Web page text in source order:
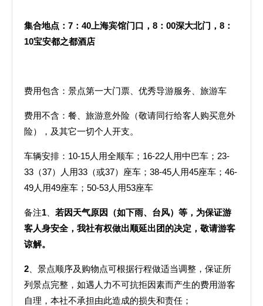
集合地点： 7 ： 40 上海宾馆门口， 8 ： 00深大北门， 8 ：
10宝安都之都酒店
费用包含：景点第一大门票、优秀导游服务、旅游车
费用不含：餐、旅游意外险（敬请同行给客人购买意外
险），及其它一切个人开支。
车辆安排：10-15人用全顺车；16-22人用中巴车；23-
33（37）人用33（或37）座车；38-45人用45座车；46-
49人用49座车；50-53人用53座车
备注1
若因天气原因（如下雨、台风）等，为保证游
客人身安全，我社有权做出顺延出团的决定，敬请游客
谅解。
2 、景点顺序及购物点可根据行程做适当调整，保证所
列景点完整，如遇人力不可抗拒因素而产生的费用游客
自理，本社不承担由此造成的损失和责任；